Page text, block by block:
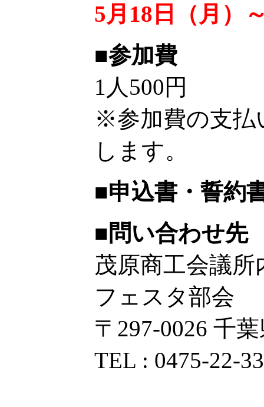
5月18日（月）
■参加費
1人500円
※参加費の支払
します。
■申込書・誓約
■問い合わせ先
茂原商工会議
フェスタ部会
〒297-0026 千
TEL : 0475-22-